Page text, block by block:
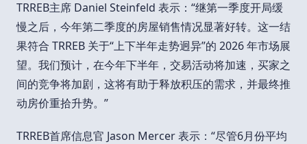
TRREB主席 Daniel Steinfeld 表示：“继第一季度开局缓
慢之后，今年第二季度的房屋销售情况显著好转。这一结
果符合 TRREB 关于“上下半年走势迥异”的 2026 年市场展
望。我们预计，在今年下半年，交易活动将加速，买家之
间的竞争将加剧，这将有助于释放积压的需求，并最终推
动房价重拾升势。”
TRREB首席信息官 Jason Mercer 表示：“尽管6月份平均